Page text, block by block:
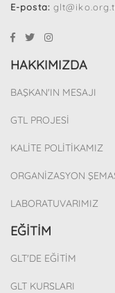
E-posta:
HAKKIMIZDA
BAŞKAN'IN MESAJI
GTL PROJESİ
KALİTE POLİTİKAMIZ
ORGANİZASYON
LABORATUVARIMIZ
EĞİTİM
GLT'DE EĞİTİM
GLT KURSLARI